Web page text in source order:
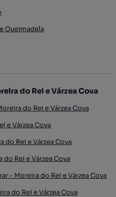
Queimadela
do Rei e Várzea Cova
do Rei e Várzea Cova
e Várzea Cova
do Rei e Várzea Cova
Rei e Várzea Cova
- Moreira do Rei e Várzea Cova
do Rei e Várzea Cova